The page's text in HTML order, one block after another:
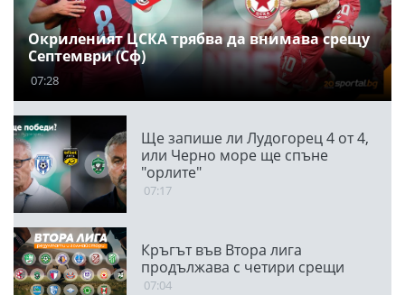
Окриленият ЦСКА трябва да внимава срещу
Септември (Сф)
07:28
Ще запише ли Лудогорец 4 от 4,
или Черно море ще спъне
"орлите"
07:17
Кръгът във Втора лига
продължава с четири срещи
07:04